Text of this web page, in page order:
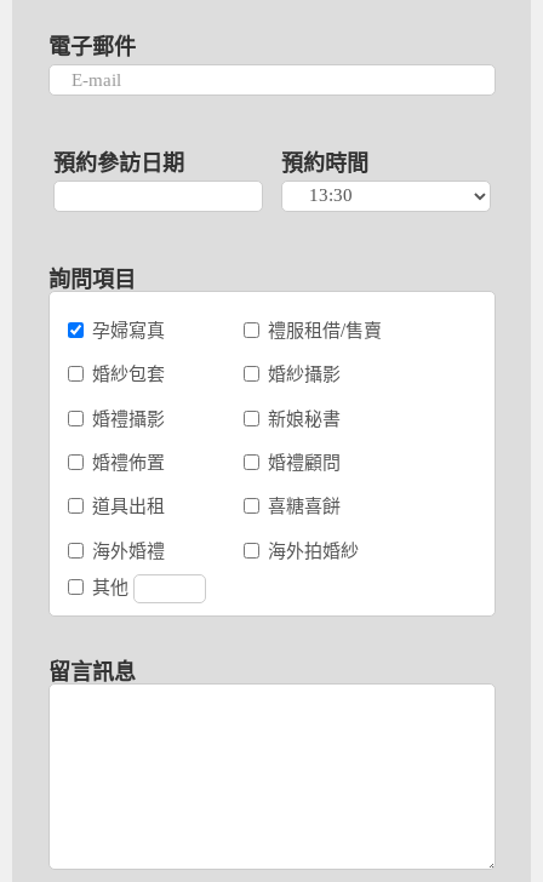
電子郵件
預約參訪日期 預約時間
詢問項目
孕婦寫真
禮服租借/售賣
婚紗包套
婚紗攝影
婚禮攝影
新娘秘書
婚禮佈置
婚禮顧問
道具出租
喜糖喜餅
海外婚禮
海外拍婚紗
其他
留言訊息